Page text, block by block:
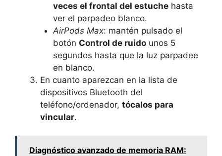
veces el frontal del estuchehasta
ver el parpadeo blanco.
AirPods Max: mantén pulsado el
botón Control de ruidounos 5
segundos hasta que la luz parpadee
en blanco.
En cuanto aparezcan en la lista de
dispositivos Bluetooth del
teléfono/ordenador, tócalos para
vincular.
Diagnóstico avanzado de memoria RAM: